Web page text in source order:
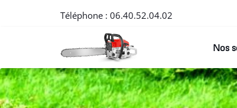
Téléphone : 06.40.52.04.02
Nos